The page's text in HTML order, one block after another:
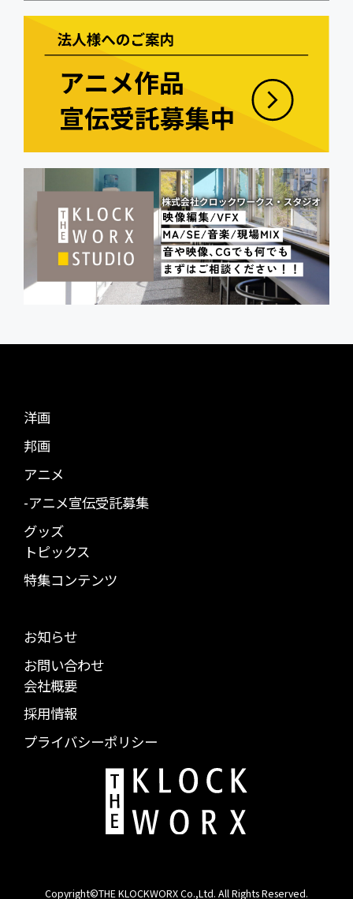
洋画
邦画
アニメ
-アニメ宣伝受託募集
グッズ
トピックス
特集コンテンツ
お知らせ
お問い合わせ
会社概要
採用情報
プライバシーポリシー
Copyright©THE KLOCKWORX Co.,Ltd. All Rights Reserved.